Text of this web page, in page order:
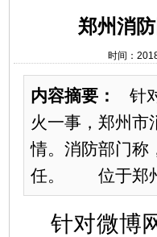
郑州消
时间：
内容摘要：
针
火一事，郑州市
情。消防部门称
任。 位于郑州
针对微博